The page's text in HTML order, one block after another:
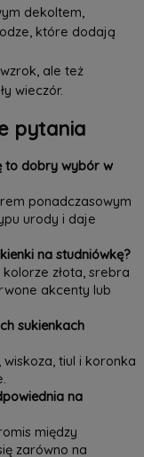
dekoltem,
które dodają
ale też
wieczór.
pytania
to dobry wybór w
ponadczasowym
urody i daje
na studniówkę?
złota, srebra
akcenty lub
sukienkach
tiul i koronka
na
między
zarówno na